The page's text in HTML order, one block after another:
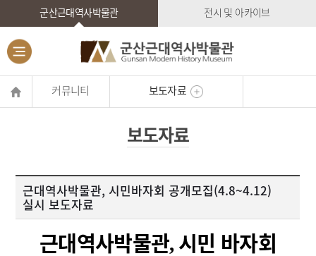
군산근대역사박물관 전시 및 아카이브
커뮤니티 보도자료
보도자료
근대역사박물관, 시민바자회 공개모집(4.8~4.12)
실시 보도자료
근대역사박물관, 시민 바자회